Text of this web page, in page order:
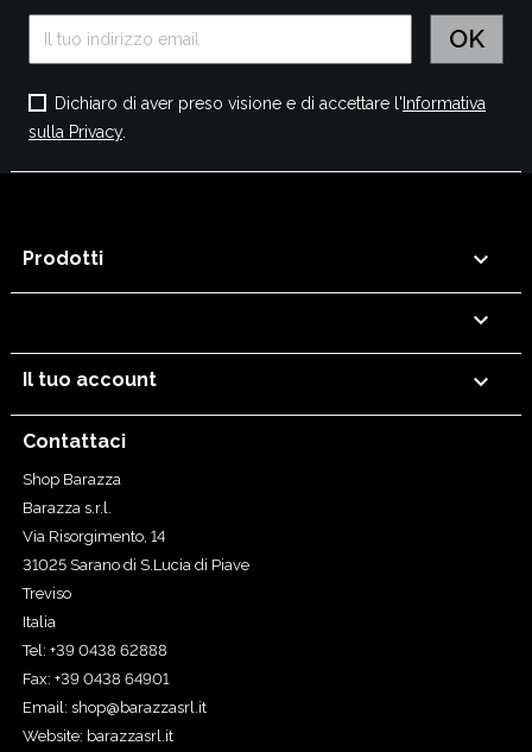
Dichiaro di aver preso visione e di accettare l' Informativa
sulla Privacy.
Prodotti 

Il tuo account 
Contattaci
Shop Barazza
Barazza s.r.l.
Via Risorgimento, 14
31025 Sarano di S.Lucia di Piave
Treviso
Italia
Tel: +39 0438 62888
Fax: +39 0438 64901
Email: shop@barazzasrl.it
Website: barazzasrl.it